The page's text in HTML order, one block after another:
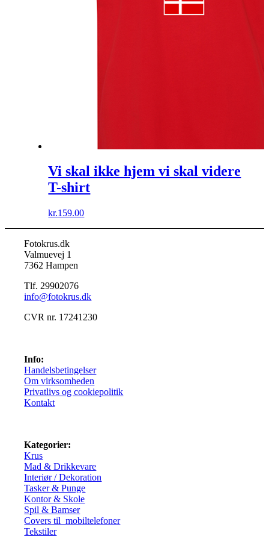
Vi skal ikke hjem vi skal videre
T-shirt
kr.159.00
Fotokrus.dk
Valmuevej 1
7362 Hampen
Tlf. 29902076
info@fotokrus.dk
CVR nr. 17241230
Info:
Handelsbetingelser
Om virksomheden
Privatlivs og cookiepolitik
Kontakt
Kategorier:
Krus
Mad & Drikkevare
Interiør / Dekoration
Tasker & Punge
Kontor & Skole
Spil & Bamser
Covers til mobiltelefoner
Tekstiler